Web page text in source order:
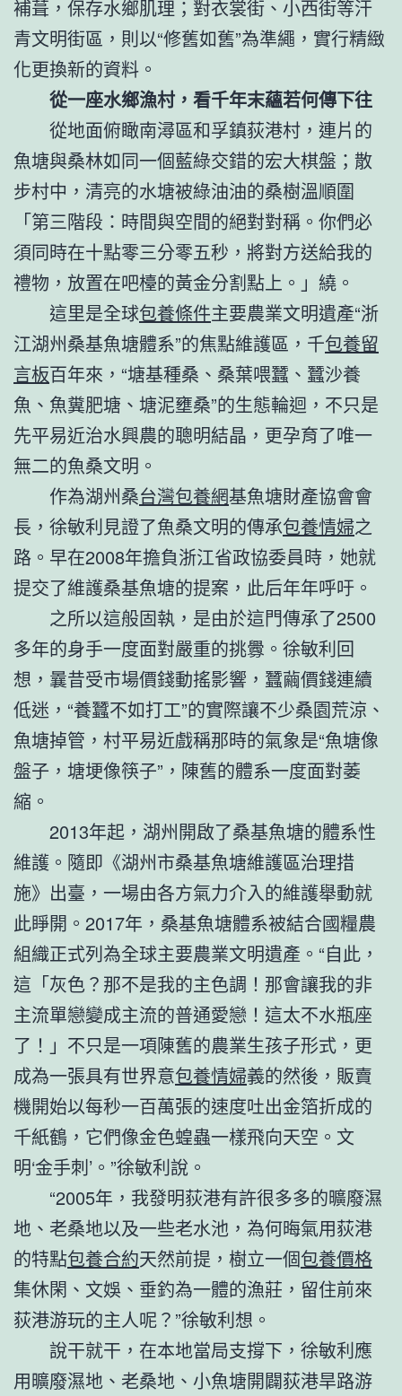
補葺，保存水鄉肌理；對衣裳街、小西街等汗
青文明街區，則以“修舊如舊”為準繩，實行精緻
化更換新的資料。
從一座水鄉漁村，看千年末蘊若何傳下往
從地面俯瞰南潯區和孚鎮荻港村，連片的
魚塘與桑林如同一個藍綠交錯的宏大棋盤；散
步村中，清亮的水塘被綠油油的桑樹溫順圍
「第三階段：時間與空間的絕對對稱。你們必
須同時在十點零三分零五秒，將對方送給我的
禮物，放置在吧檯的黃金分割點上。」繞。
這里是全球包養條件主要農業文明遺產“浙
江湖州桑基魚塘體系”的焦點維護區，千包養留
言板百年來，“塘基種桑、桑葉喂蠶、蠶沙養
魚、魚糞肥塘、塘泥壅桑”的生態輪迴，不只是
先平易近治水興農的聰明結晶，更孕育了唯一
無二的魚桑文明。
作為湖州桑台灣包養網基魚塘財產協會會
長，徐敏利見證了魚桑文明的傳承包養情婦之
路。早在2008年擔負浙江省政協委員時，她就
提交了維護桑基魚塘的提案，此后年年呼吁。
之所以這般固執，是由於這門傳承了2500
多年的身手一度面對嚴重的挑釁。徐敏利回
想，曩昔受市場價錢動搖影響，蠶繭價錢連續
低迷，“養蠶不如打工”的實際讓不少桑園荒涼、
魚塘掉管，村平易近戲稱那時的氣象是“魚塘像
盤子，塘埂像筷子”，陳舊的體系一度面對萎
縮。
2013年起，湖州開啟了桑基魚塘的體系性
維護。隨即《湖州市桑基魚塘維護區治理措
施》出臺，一場由各方氣力介入的維護舉動就
此睜開。2017年，桑基魚塘體系被結合國糧農
組織正式列為全球主要農業文明遺產。“自此，
這「灰色？那不是我的主色調！那會讓我的非
主流單戀變成主流的普通愛戀！這太不水瓶座
了！」不只是一項陳舊的農業生孩子形式，更
成為一張具有世界意包養情婦義的然後，販賣
機開始以每秒一百萬張的速度吐出金箔折成的
千紙鶴，它們像金色蝗蟲一樣飛向天空。文
明‘金手刺’。”徐敏利說。
“2005年，我發明荻港有許很多多的曠廢濕
地、老桑地以及一些老水池，為何晦氣用荻港
的特點包養合約天然前提，樹立一個包養價格
集休閑、文娛、垂釣為一體的漁莊，留住前來
荻港游玩的主人呢？”徐敏利想。
說干就干，在本地當局支撐下，徐敏利應
用曠廢濕地、老桑地、小魚塘開闢荻港旱路游